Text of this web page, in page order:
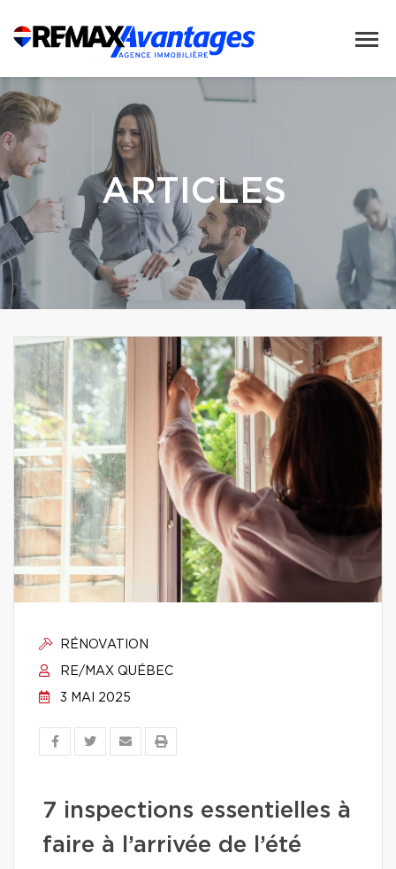
ARTICLES
RÉNOVATION
RE/MAX QUÉBEC
3 MAI 2025
7 inspections essentielles à
faire à l’arrivée de l’été